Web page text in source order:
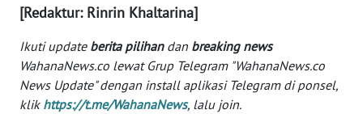
[Redaktur: Rinrin Khaltarina]
Ikuti update berita pilihandan breaking news
WahanaNews.co lewat Grup Telegram "WahanaNews.co
News Update" dengan install aplikasi Telegram di ponsel,
klik https://t.me/WahanaNews, lalu join.
PAPUA
WN
PAPUA